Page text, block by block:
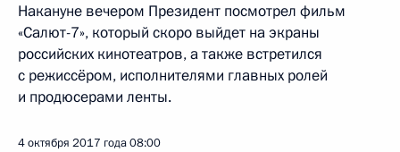
Накануне вечером Президент посмотрел фильм
«Салют-7», который скоро выйдет на экраны
российских кинотеатров, а также встретился
с режиссёром, исполнителями главных ролей
и продюсерами ленты.
4 октября 2017 года08:00